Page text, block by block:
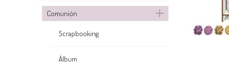
Comunión
Scrapbooking
Álbum